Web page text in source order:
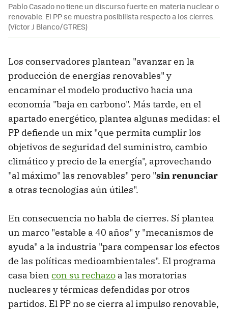
Pablo Casado no tiene un discurso fuerte en materia nuclear o
renovable. El PP se muestra posibilista respecto a los cierres.
(Víctor J Blanco/GTRES)
Los conservadores plantean "avanzar en la
producción de energías renovables" y
encaminar el modelo productivo hacia una
economía "baja en carbono". Más tarde, en el
apartado energético, plantea algunas medidas: el
PP defiende un mix "que permita cumplir los
objetivos de seguridad del suministro, cambio
climático y precio de la energía", aprovechando
"al máximo" las renovables" pero "sin renunciar
a otras tecnologías aún útiles".
En consecuencia no habla de cierres. Sí plantea
un marco "estable a 40 años" y "mecanismos de
ayuda" a la industria "para compensar los efectos
de las políticas medioambientales". El programa
casa bien con su rechazo a las moratorias
nucleares y térmicas defendidas por otros
partidos. El PP no se cierra al impulso renovable,